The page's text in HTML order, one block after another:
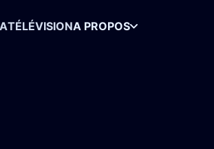
TÉLÉVISIONA PROPOS